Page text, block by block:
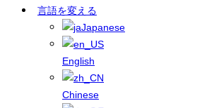
言語を変える
Japanese
English
Chinese